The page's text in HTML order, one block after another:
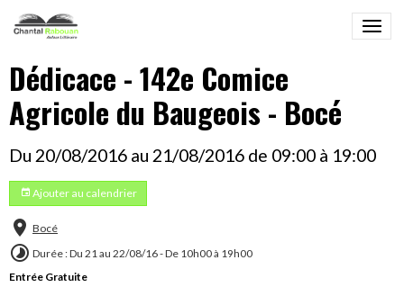
Dédicace - 142e Comice
Agricole du Baugeois - Bocé
Du 20/08/2016 au 21/08/2016 de 09:00 à 19:00
Ajouter au calendrier
Bocé
Durée : Du 21 au 22/08/16 - De 10h00 à 19h00
Entrée Gratuite